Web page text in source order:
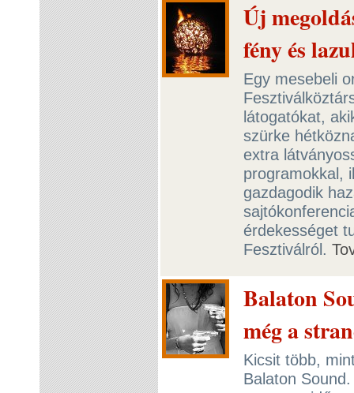
Új
fény és
Egy mesebeli
látogatókat,
szürke
extra
programokkal,
gazdagodik
érdekességet
Fesztiválról.
Balaton
még a
Kicsit több,
Balaton